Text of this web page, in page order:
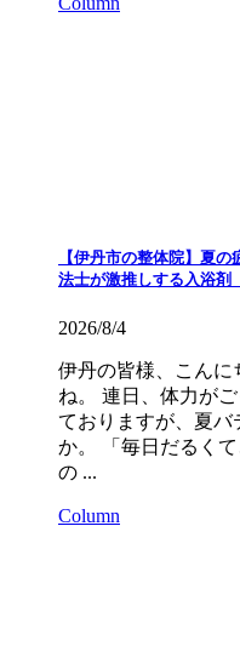
【伊丹市の整体院】夏
法士が激推しする入浴剤
2026/8/4
伊丹の皆様、こんに
ね。 連日、体力が
ておりますが、夏バ
か。 「毎日だるく
の ...
Column